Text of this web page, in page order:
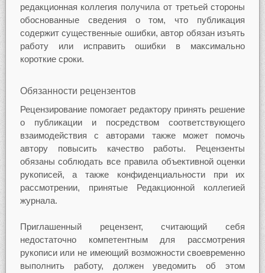
редакционная коллегия получила от третьей стороны
обоснованные сведения о том, что публикация
содержит существенные ошибки, автор обязан изъять
работу или исправить ошибки в максимально
короткие сроки.
Обязанности рецензентов
Рецензирование помогает редактору принять решение
о публикации и посредством соответствующего
взаимодействия с авторами также может помочь
автору повысить качество работы. Рецензенты
обязаны соблюдать все правила объективной оценки
рукописей, а также конфиденциальности при их
рассмотрении, принятые Редакционной коллегией
журнала.
Приглашенный рецензент, считающий себя
недостаточно компетентным для рассмотрения
рукописи или не имеющий возможности своевременно
выполнить работу, должен уведомить об этом